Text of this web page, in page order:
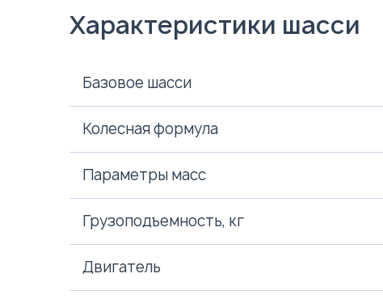
Характеристики шасси
Базовое шасси
Колесная формула
Параметры масс
Грузоподъемность, кг
Двигатель